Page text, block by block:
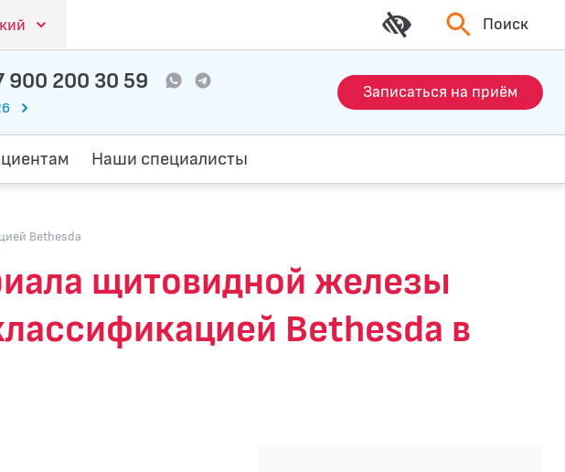
Поиск
900 200 30 59 Записаться на приём
Наши специалисты
Bethesda
щитовидной железы
Bethesda в